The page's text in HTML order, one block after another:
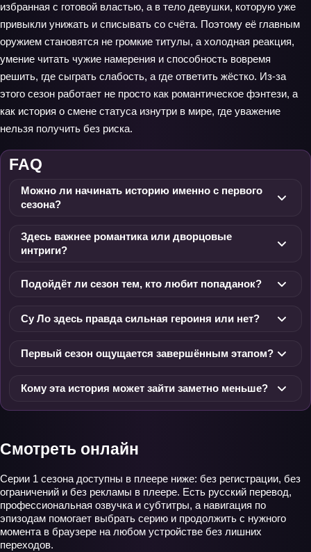
избранная с готовой властью, а в тело девушки, которую уже
привыкли унижать и списывать со счёта. Поэтому её главным
оружием становятся не громкие титулы, а холодная реакция,
умение читать чужие намерения и способность вовремя
решить, где сыграть слабость, а где ответить жёстко. Из-за
этого сезон работает не просто как романтическое фэнтези, а
как история о смене статуса изнутри в мире, где уважение
нельзя получить без риска.
FAQ
Можно ли начинать историю именно с первого
сезона?
Здесь важнее романтика или дворцовые
интриги?
Подойдёт ли сезон тем, кто любит попаданок?
Су Ло здесь правда сильная героиня или нет?
Первый сезон ощущается завершённым этапом?
Кому эта история может зайти заметно меньше?
Смотреть онлайн
Серии 1 сезона доступны в плеере ниже: без регистрации, без
ограничений и без рекламы в плеере. Есть русский перевод,
профессиональная озвучка и субтитры, а навигация по
эпизодам помогает выбрать серию и продолжить с нужного
момента в браузере на любом устройстве без лишних
переходов.